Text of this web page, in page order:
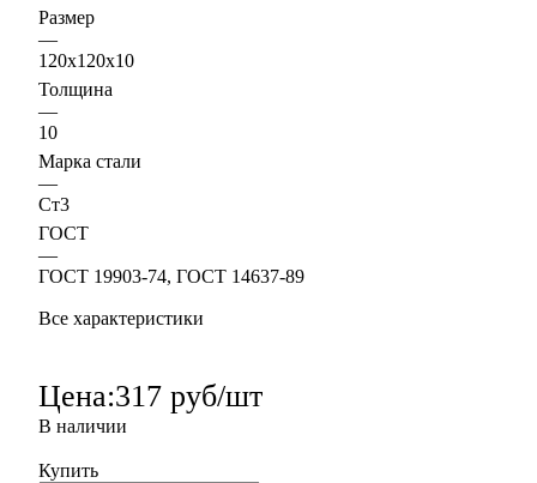
Размер
—
120х120х10
Толщина
—
10
Марка стали
—
Ст3
ГОСТ
—
ГОСТ 19903-74, ГОСТ 14637-89
Все характеристики
Цена:317 руб/шт
В наличии
Купить